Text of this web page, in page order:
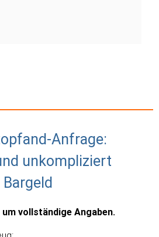
Anfrage:
unkompliziert
Bargeld
vollständige Angaben.